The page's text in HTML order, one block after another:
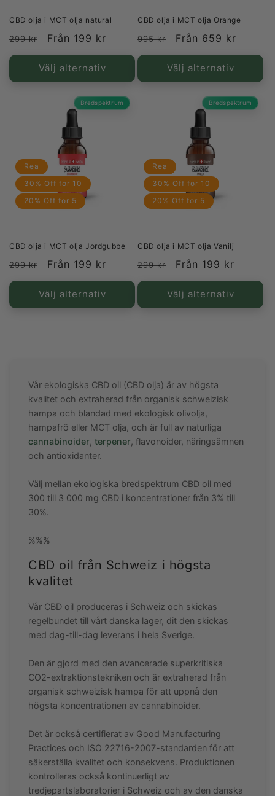
CBD olja i MCT olja natural
Ordinarie
pris
299 kr Försäljningspris
Från 199 kr
Välj alternativ
CBD olja i MCT olja Orange
Ordinarie
pris
995 kr Försäljningspris
Från 659 kr
Välj alternativ
Bredspektrum
Rea
30% Off for 10
20% Off for 5
CBD olja i MCT olja Jordgubbe
Ordinarie
pris
299 kr Försäljningspris
Från 199 kr
Välj alternativ
Bredspektrum
Rea
30% Off for 10
20% Off for 5
CBD olja i MCT olja Vanilj
Ordinarie
pris
299 kr Försäljningspris
Från 199 kr
Välj alternativ
Vår ekologiska CBD oil (CBD olja) är av högsta
kvalitet och extraherad från organisk schweizisk
hampa och blandad med ekologisk olivolja,
hampafrö eller MCT olja, och är full av naturliga
cannabinoider, terpener, flavonoider, näringsämnen
och antioxidanter.
Välj mellan ekologiska bredspektrum CBD oil med
300 till 3 000 mg CBD i koncentrationer från 3% till
30%.
%%%
CBD oil från Schweiz i högsta
kvalitet
Vår CBD oil produceras i Schweiz och skickas
regelbundet till vårt danska lager, dit den skickas
med dag-till-dag leverans i hela Sverige.
Den är gjord med den avancerade superkritiska
CO2-extraktionstekniken och är extraherad från
organisk schweizisk hampa för att uppnå den
högsta koncentrationen av cannabinoider.
Det är också certifierat av Good Manufacturing
Practices och ISO 22716-2007-standarden för att
säkerställa kvalitet och konsekvens. Produktionen
kontrolleras också kontinuerligt av
tredjepartslaboratorier i Schweiz och av den danska